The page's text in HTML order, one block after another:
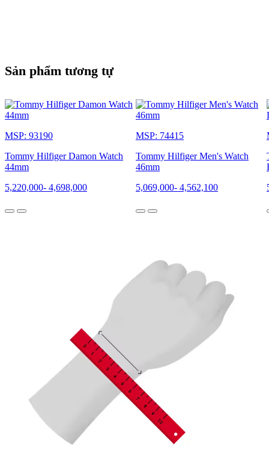
Sản phẩm tương tự
MSP: 93190
Tommy Hilfiger Damon Watch
44mm
5,220,000- 4,698,000
MSP: 74415
Tommy Hilfiger Men's Watch
46mm
5,069,000- 4,562,100